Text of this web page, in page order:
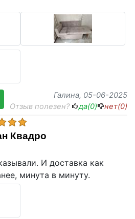
Галина, 05-06-2025
Отзыв полезен?
да(0) нет(0)
Квадро
И доставка как
минута в минуту.